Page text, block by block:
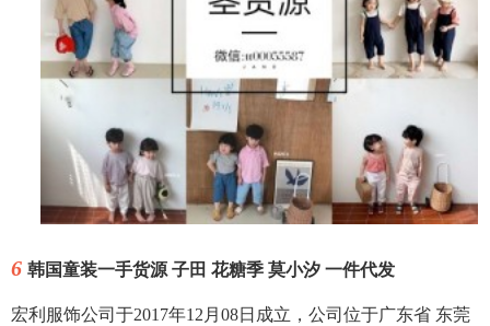
6 韩国童装一手货源 子田 花糖季 莫小汐 一件代发
宏利服饰公司于2017年12月08日成立，公司位于广东省 东莞